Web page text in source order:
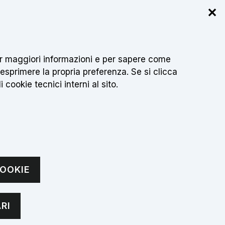
testo da cercare Cerca
✕
informazioni e per sapere come
la propria preferenza. Se si clicca
cookie tecnici interni al sito.